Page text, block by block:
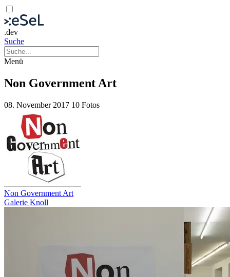
.dev
Suche
Menü
Non Government Art
08. November 2017 10 Fotos
Non Government Art
Galerie Knoll